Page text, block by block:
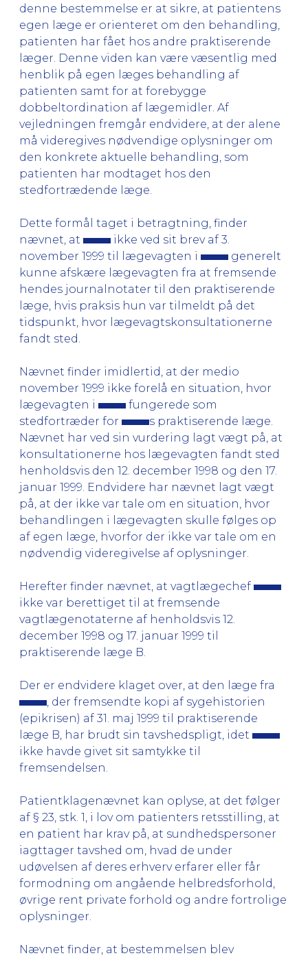
denne bestemmelse er at sikre, at patientens
egen læge er orienteret om den behandling,
patienten har fået hos andre praktiserende
læger. Denne viden kan være væsentlig med
henblik på egen læges behandling af
patienten samt for at forebygge
dobbeltordination af lægemidler. Af
vejledningen fremgår endvidere, at der alene
må videregives nødvendige oplysninger om
den konkrete aktuelle behandling, som
patienten har modtaget hos den
stedfortrædende læge.
Dette formål taget i betragtning, finder
nævnet, at
ikke ved sit brev af 3.
november 1999 til lægevagten i
generelt
kunne afskære lægevagten fra at fremsende
hendes journalnotater til den praktiserende
læge, hvis praksis hun var tilmeldt på det
tidspunkt, hvor lægevagtskonsultationerne
fandt sted.
Nævnet finder imidlertid, at der medio
november 1999 ikke forelå en situation, hvor
lægevagten i
fungerede som
stedfortræder for
s praktiserende læge.
Nævnet har ved sin vurdering lagt vægt på, at
konsultationerne hos lægevagten fandt sted
henholdsvis den 12. december 1998 og den 17.
januar 1999. Endvidere har nævnet lagt vægt
på, at der ikke var tale om en situation, hvor
behandlingen i lægevagten skulle følges op
af egen læge, hvorfor der ikke var tale om en
nødvendig videregivelse af oplysninger.
Herefter finder nævnet, at vagtlægechef
ikke var berettiget til at fremsende
vagtlægenotaterne af henholdsvis 12.
december 1998 og 17. januar 1999 til
praktiserende læge B.
Der er endvidere klaget over, at den læge fra
, der fremsendte kopi af sygehistorien
(epikrisen) af 31. maj 1999 til praktiserende
læge B, har brudt sin tavshedspligt, idet
ikke havde givet sit samtykke til
fremsendelsen.
Patientklagenævnet kan oplyse, at det følger
af § 23, stk. 1, i lov om patienters retsstilling, at
en patient har krav på, at sundhedspersoner
iagttager tavshed om, hvad de under
udøvelsen af deres erhverv erfarer eller får
formodning om angående helbredsforhold,
øvrige rent private forhold og andre fortrolige
oplysninger.
Nævnet finder, at bestemmelsen blev